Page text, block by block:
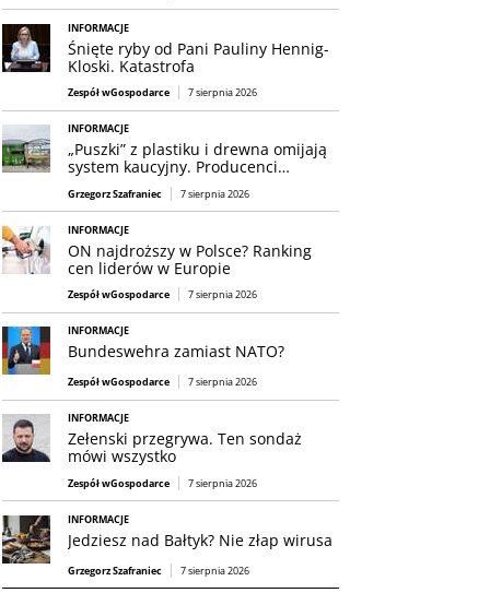
INFORMACJE
Śnięte ryby od Pani Pauliny Hennig-
Kloski. Katastrofa
Zespół wGospodarce 7 sierpnia 2026
INFORMACJE
„Puszki” z plastiku i drewna omijają
system kaucyjny. Producenci…
Grzegorz Szafraniec 7 sierpnia 2026
INFORMACJE
ON najdroższy w Polsce? Ranking
cen liderów w Europie
Zespół wGospodarce 7 sierpnia 2026
INFORMACJE
Bundeswehra zamiast NATO?
Zespół wGospodarce 7 sierpnia 2026
INFORMACJE
Zełenski przegrywa. Ten sondaż
mówi wszystko
Zespół wGospodarce 7 sierpnia 2026
INFORMACJE
Jedziesz nad Bałtyk? Nie złap wirusa
Grzegorz Szafraniec 7 sierpnia 2026